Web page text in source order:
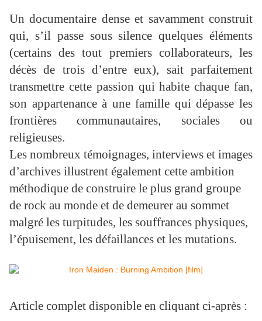
Un documentaire dense et savamment construit
qui, s’il passe sous silence quelques éléments
(certains des tout premiers collaborateurs, les
décès de trois d’entre eux), sait parfaitement
transmettre cette passion qui habite chaque fan,
son appartenance à une famille qui dépasse les
frontières communautaires, sociales ou
religieuses.
Les nombreux témoignages, interviews et images
d’archives illustrent également cette ambition
méthodique de construire le plus grand groupe
de rock au monde et de demeurer au sommet
malgré les turpitudes, les souffrances physiques,
l’épuisement, les défaillances et les mutations.
Article complet disponible en cliquant ci-après :